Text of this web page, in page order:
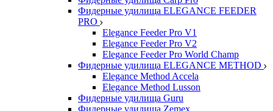
Фидерные удилища ELEGANCE FEEDER
PRO
Elegance Feeder Pro V1
Elegance Feeder Pro V2
Elegance Feeder Pro World Champ
Фидерные удилища ELEGANCE METHOD
Elegance Method Accela
Elegance Method Lusson
Фидерные удилища Guru
Фидерные удилища Zemex